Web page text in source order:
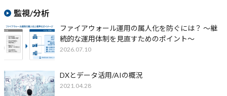
監視/分析
ファイアウォール運用の属人化を防ぐには？ ～継
続的な運用体制を見直すためのポイント～
2026.07.10
DXとデータ活用/AIの概況
2021.04.28